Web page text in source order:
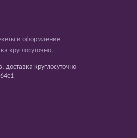
и оформление
круглосуточно.
круглосуточно